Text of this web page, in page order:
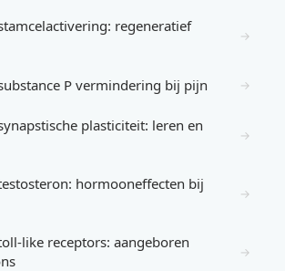
regeneratief
→
P vermindering bij pijn →
plasticiteit: leren en
→
hormooneffecten bij
→
like receptors: aangeboren
→